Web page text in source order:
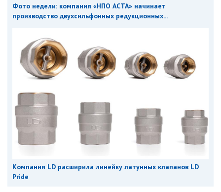
Фото недели: компания «НПО АСТА» начинает
производство двухсильфонных редукционных...
Компания LD расширила линейку латунных клапанов LD
Pride